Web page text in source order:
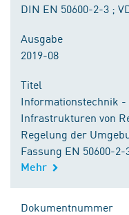
DIN EN 50600-2-3 ;
Ausgabe
2019-08
Titel
Informationstechnik
Infrastrukturen von
Regelung der
Fassung EN 50600-2-
Mehr
Dokumentnummer